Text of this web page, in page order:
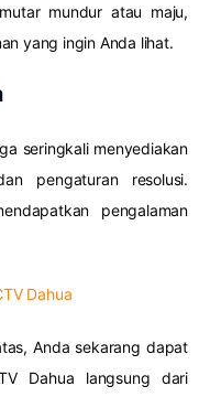
mundur atau maju,
yang ingin Anda lihat.
seringkali menyediakan
pengaturan resolusi.
pengalaman
Dahua
Anda sekarang dapat
Dahua langsung dari